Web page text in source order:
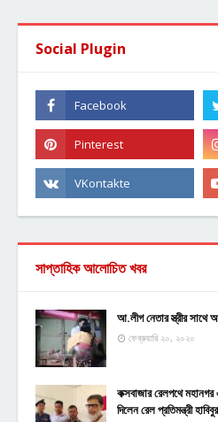
Social Plugin
সাপ্তাহিক আলোচিত খবর
আ.লীগ নেতার স্ত্রীর সাথে
ফেব্রুয়ারি ২০, ২০২০
কক্সবাজার রেলপথে
দিলেন রেল প্রতিমন্ত্রী